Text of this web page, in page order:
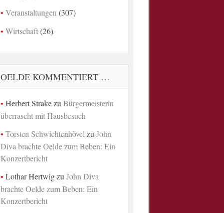
Veranstaltungen (307)
Wirtschaft(26)
OELDE KOMMENTIERT …
Herbert Strakezu Bürgermeisterin
überrascht mit Hausbesuch
Torsten Schwichtenhövel zu John
Diva brachte Oelde zum Beben: Ein
Konzertbericht
Lothar Hertwigzu John Diva
brachte Oelde zum Beben: Ein
Konzertbericht